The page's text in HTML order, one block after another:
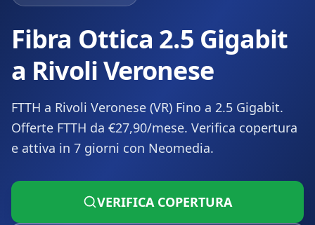
Fibra Ottica 2.5 Gigabit
a Rivoli Veronese
FTTH a Rivoli Veronese (VR) Fino a 2.5 Gigabit.
Offerte FTTH da €27,90/mese. Verifica copertura
e attiva in 7 giorni con Neomedia.
VERIFICA COPERTURA